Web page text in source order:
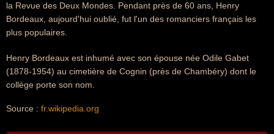
la Revue des Deux Mondes. Pendant près de 60 ans, Henry
Bordeaux, aujourd'hui oublié, fut l'un des romanciers français les
plus populaires.
Henry Bordeaux est inhumé avec son épouse née Odile Gabet
(1878-1954) au cimetière de Cognin (près de Chambéry) dont le
collège porte son nom.
Source : fr.wikipedia.org